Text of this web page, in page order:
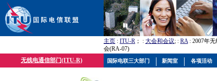
主页 : ITU-R ； : 大会和会议; : RA: 2007年
会(RA-07)
无线电通信部门(ITU-R)
国际电联三大部门 新闻室 各项活动